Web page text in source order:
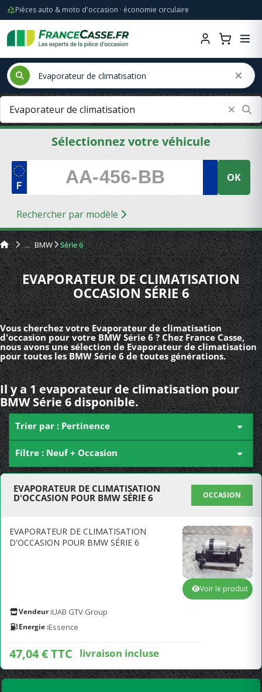
Pièces auto & moto d'occasion · économie circulaire
Sélectionnez votre véhicule
OK
Rechercher par modèle
BMW Série 6
EVAPORATEUR DE CLIMATISATION
OCCASION SÉRIE 6
Vous cherchez votre Evaporateur de climatisation
d'occasion pour votre BMW Série 6 ? Chez France Casse,
nous avons une sélection de Evaporateur de climatisation
pour toutes les BMW Série 6 de toutes générations.
Il y a 1 evaporateur de climatisation pour
BMW Série 6 disponible.
Trier par : Pertinence 
Filtre : Neuf + Occasion 
EVAPORATEUR DE CLIMATISATION
D'OCCASION POUR BMW SÉRIE 6
OCCASION
EVAPORATEUR DE CLIMATISATION
D'OCCASION POUR BMW SÉRIE 6
Vendeur :UAB GTV Group
Energie :Essence
47,04 € TTC livraison incluse
Voir le produit